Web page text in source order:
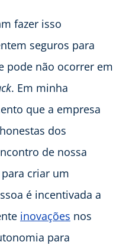
fazer isso
seguros para
pode não ocorrer em
. Em minha
que a empresa
dos
de nossa
criar um
é incentivada a
inovações nos
para